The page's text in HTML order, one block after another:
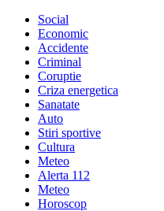
Social
Economic
Accidente
Criminal
Coruptie
Criza energetica
Sanatate
Auto
Stiri sportive
Cultura
Meteo
Alerta 112
Meteo
Horoscop